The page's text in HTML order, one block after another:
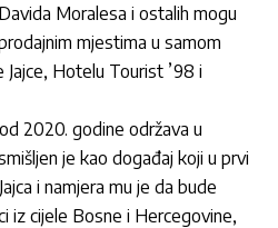
Moralesa i ostalih mogu
mjestima u samom
Jajce, Hotelu Tourist ’98 i
2020. godine održava u
je kao događaj koji u prvi
i namjera mu je da bude
iz cijele Bosne i Hercegovine,